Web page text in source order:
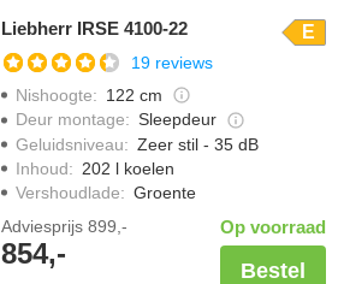
Liebherr IRSE 4100-22 E
19 reviews
Nishoogte: 122 cm
Deur montage: Sleepdeur
Geluidsniveau: Zeer stil - 35 dB
Inhoud: 202 l koelen
Vershoudlade: Groente
Adviesprijs 899,-
854,-
Op voorraad
Bestel